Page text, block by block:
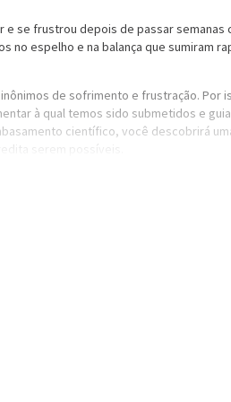
se frustrou depois de passar semanas
espelho e na balança que sumiram
de sofrimento e frustração. Por
à qual temos sido submetidos e
científico, você descobrirá
serem possíveis.